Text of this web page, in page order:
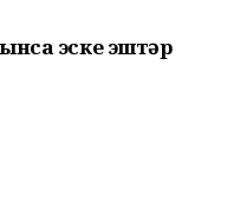
эске эштәр